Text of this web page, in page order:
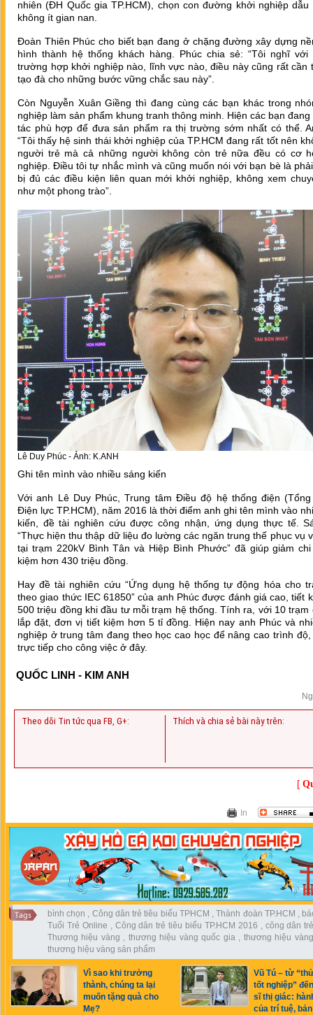
nhiên (ĐH Quốc gia TP.HCM), chọn con đường khởi nghiệp dẫu
không ít gian nan.
Đoàn Thiên Phúc cho biết bạn đang ở chặng đường xây dựng
hình thành hệ thống khách hàng. Phúc chia sẻ: “Tôi nghĩ với
trường hợp khởi nghiệp nào, lĩnh vực nào, điều này cũng rất cần
tạo đà cho những bước vững chắc sau này”.
Còn Nguyễn Xuân Giềng thì đang cùng các bạn khác trong
nghiệp làm sản phẩm khung tranh thông minh. Hiện các bạn
tác phù hợp để đưa sản phẩm ra thị trường sớm nhất có thể.
“Tôi thấy hệ sinh thái khởi nghiệp của TP.HCM đang rất tốt nên
người trẻ mà cả những người không còn trẻ nữa đều có cơ
nghiệp. Điều tôi tự nhắc mình và cũng muốn nói với bạn bè là
bị đủ các điều kiện liên quan mới khởi nghiệp, không xem
như một phong trào”.
Lê Duy Phúc - Ảnh: K.ANH
Ghi tên mình vào nhiều sáng kiến
Với anh Lê Duy Phúc, Trung tâm Điều độ hệ thống điện
Điện lực TP.HCM), năm 2016 là thời điểm anh ghi tên mình vào
kiến, đề tài nghiên cứu được công nhận, ứng dụng thực tế.
“Thực hiện thu thập dữ liệu đo lường các ngăn trung thế phục vụ
tại trạm 220kV Bình Tân và Hiệp Bình Phước” đã giúp giảm
kiệm hơn 430 triệu đồng.
Hay đề tài nghiên cứu “Ứng dụng hệ thống tự động hóa cho
theo giao thức IEC 61850” của anh Phúc được đánh giá cao, tiết
500 triệu đồng khi đầu tư mỗi trạm hệ thống. Tính ra, với 10 trạm
lắp đặt, đơn vị tiết kiệm hơn 5 tỉ đồng. Hiện nay anh Phúc và
nghiệp ở trung tâm đang theo học cao học để nâng cao trình độ,
trực tiếp cho công việc ở đây.
QUỐC LINH - KIM ANH
Theo dõi Tin tức qua FB, G+: Thích và chia sẻ bài này trên:
[
In
bình chọn , Công dân trẻ tiêu biểu TPHCM ,Thành đoàn TP.HCM ,
Tuổi Trẻ Online , Công dân trẻ tiêu biểu TP.HCM 2016 , công dân
Thương hiệu vàng , thương hiệu vàng quốc gia, thương hiệu
thương hiệu vàng sản phẩm
Vì sao khi trưởng
thành, chúng ta lại
muốn tặng quà cho
Mẹ?
Vũ Tú – từ
tốt nghiệp”
sĩ thị giác:
của trí tuệ,